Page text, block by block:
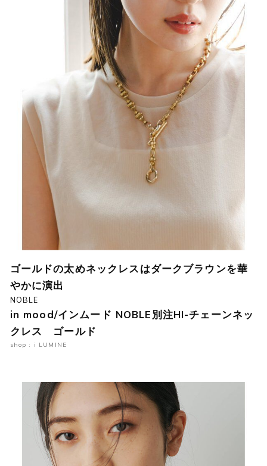
ゴールドの太めネックレスはダークブラウンを華
やかに演出
NOBLE
in mood/インムード NOBLE別注HI-チェーンネッ
クレス ゴールド
shop : i LUMINE